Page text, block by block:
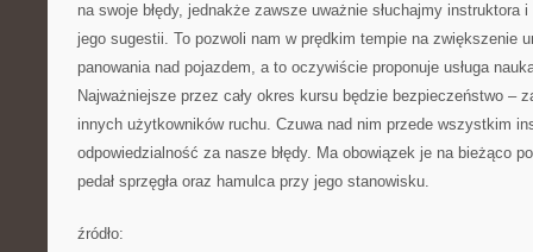
na swoje błędy, jednakże zawsze uważnie słuchajmy instruktora
jego sugestii. To pozwoli nam w prędkim tempie na zwiększenie
panowania nad pojazdem, a to oczywiście proponuje usługa
Najważniejsze przez cały okres kursu będzie bezpieczeństwo –
innych użytkowników ruchu. Czuwa nad nim przede wszystkim
odpowiedzialność za nasze błędy. Ma obowiązek je na bieżąco
pedał sprzęgła oraz hamulca przy jego stanowisku.
źródło: